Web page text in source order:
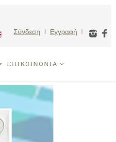
Σύνδεση I Εγγραφή I
ΕΠΙΚΟΙΝΩΝΙΑ